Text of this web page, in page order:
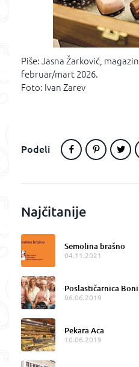
Piše: Jasna Žarković, magazin
februar/mart 2026.
Foto: Ivan Zarev
Podeli
Najčitanije
Semolina brašno
04.11.2021
Poslastičarnica Boni
06.06.2019
Pekara Aca
10.06.2019